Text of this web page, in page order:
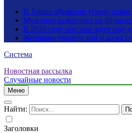
В Анапе объявили угрозу
Мужчина разбогател на 80
В 2026 году россиян ждут еще
Женщина увидела рай и ад на
Система
Новостная рассылка
Случайные новости
Меню
Найти:
Заголовки